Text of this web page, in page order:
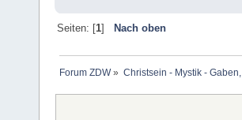
Seiten: [1] Nach oben
Forum ZDW» Christsein - Mystik -